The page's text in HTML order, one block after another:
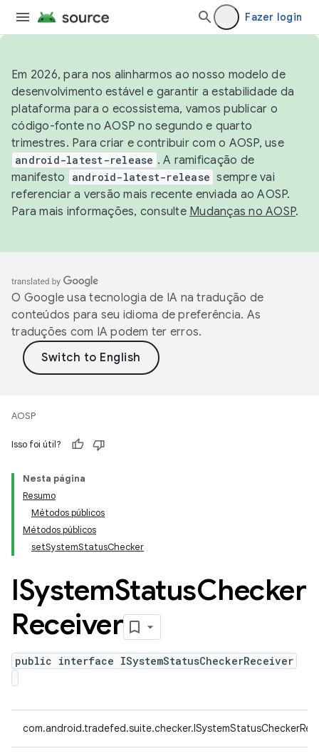
Fazer login
Em 2026, para nos alinharmos ao nosso modelo de
desenvolvimento estável e garantir a estabilidade da
plataforma para o ecossistema, vamos publicar o
código-fonte no AOSP no segundo e quarto
trimestres. Para criar e contribuir com o AOSP, use
android-latest-release . A ramificação de
manifesto
android-latest-release sempre vai
referenciar a versão mais recente enviada ao AOSP.
Para mais informações, consulte Mudanças no AOSP.
O Google usa tecnologia de IA na tradução de
conteúdos para seu idioma de preferência. As
traduções com IA podem ter erros.
AOSP
Isso foi útil?
Nesta página
Resumo
Métodos públicos
Métodos públicos
setSystemStatusChecker
ISystemStatusChecker
Receiver
public interface ISystemStatusCheckerReceiver